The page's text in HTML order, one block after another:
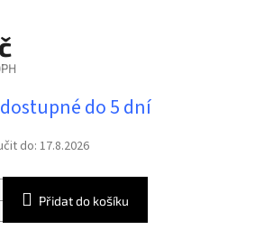
do 5 dní
do: 17.8.2026
Přidat do košíku